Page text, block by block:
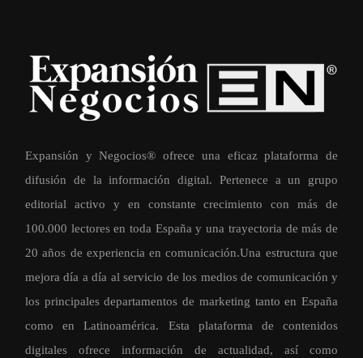
Expansión y Negocios® ofrece una eficaz plataforma de
difusión de la información digital. Pertenece a un grupo
editorial activo y en constante crecimiento con más de
100.000 lectores en toda España y una trayectoria de más de
20 años de experiencia en comunicación.Una estructura que
mejora día a día al servicio de los medios de comunicación y
los principales departamentos de marketing tanto en España
como en Latinoamérica. Esta plataforma de contenidos
digitales ofrece información de actualidad, así como